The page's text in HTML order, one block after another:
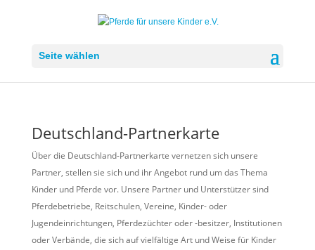
Seite wählen
Deutschland-Partnerkarte
Über die Deutschland-Partnerkarte vernetzen sich unsere
Partner, stellen sie sich und ihr Angebot rund um das Thema
Kinder und Pferde vor. Unsere Partner und Unterstützer sind
Pferdebetriebe, Reitschulen, Vereine, Kinder- oder
Jugendeinrichtungen, Pferdezüchter oder -besitzer, Institutionen
oder Verbände, die sich auf vielfältige Art und Weise für Kinder